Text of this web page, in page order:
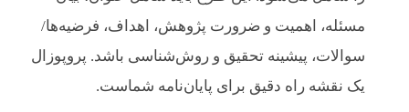
مسئله، اهمیت و ضرورت پژوهش، اهداف، فرضیه‌ها/
سوالات، پیشینه تحقیق و روش‌شناسی باشد. پروپوزال
یک نقشه راه دقیق برای پایان‌نامه شماست.